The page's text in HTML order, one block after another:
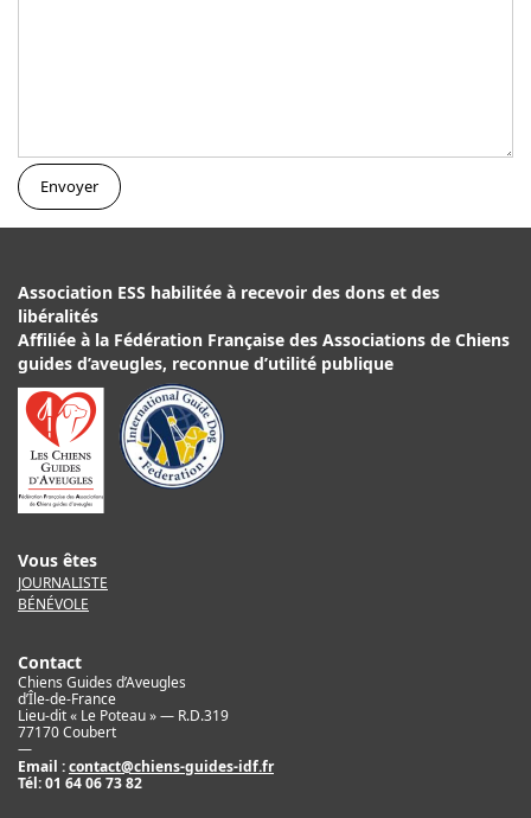
Association ESS habilitée à recevoir des dons et des
libéralités
Affiliée à la Fédération Française des Associations de Chiens
guides d’aveugles, reconnue d’utilité publique
Vous êtes
JOURNALISTE
BÉNÉVOLE
Contact
Chiens Guides d’Aveugles
d’Île-de-France
Lieu-dit « Le Poteau » — R.D.319
77170 Coubert
—
Email :contact@chiens-guides-idf.fr
Tél:01 64 06 73 82